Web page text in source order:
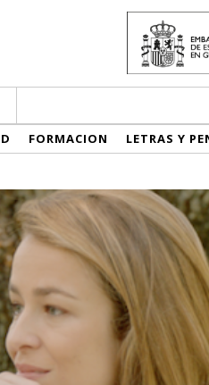
FORMACION LETRAS Y